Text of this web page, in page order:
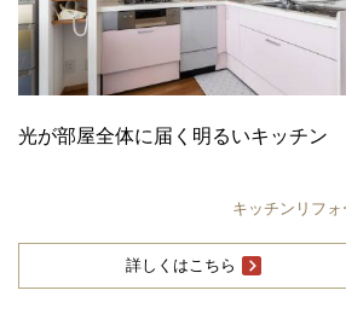
光が部屋全体に届く明るいキッチン
キッチンリフォ
詳しくはこちら